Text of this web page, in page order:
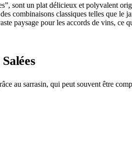
sont un plat délicieux et polyvalent
combinaisons classiques telles que
paysage pour les accords de vins,
au sarrasin, qui peut souvent être